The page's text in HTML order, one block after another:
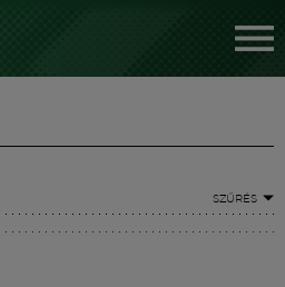
SZŰRÉS